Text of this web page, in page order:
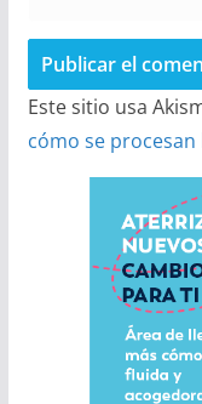
Este sitio usa
cómo se